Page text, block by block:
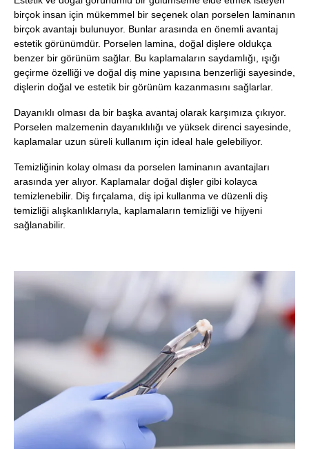
birçok insan için mükemmel bir seçenek olan porselen laminanın
birçok avantajı bulunuyor. Bunlar arasında en önemli avantaj
estetik görünümdür. Porselen lamina, doğal dişlere oldukça
benzer bir görünüm sağlar. Bu kaplamaların saydamlığı, ışığı
geçirme özelliği ve doğal diş mine yapısına benzerliği sayesinde,
dişlerin doğal ve estetik bir görünüm kazanmasını sağlarlar.
Dayanıklı olması da bir başka avantaj olarak karşımıza çıkıyor.
Porselen malzemenin dayanıklılığı ve yüksek direnci sayesinde,
kaplamalar uzun süreli kullanım için ideal hale gelebiliyor.
Temizliğinin kolay olması da porselen laminanın avantajları
arasında yer alıyor. Kaplamalar doğal dişler gibi kolayca
temizlenebilir. Diş fırçalama, diş ipi kullanma ve düzenli diş
temizliği alışkanlıklarıyla, kaplamaların temizliği ve hijyeni
sağlanabilir.